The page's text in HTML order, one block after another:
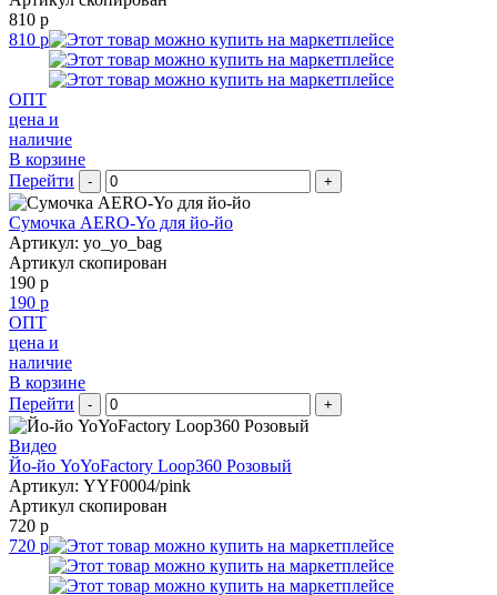
810 р
810 р
ОПТ
цена и
наличие
В корзине
Перейти
- +
Сумочка AERO-Yo для йо-йо
Артикул: yo_yo_bag
Артикул скопирован
190 р
190 р
ОПТ
цена и
наличие
В корзине
Перейти
- +
Видео
Йо-йо YoYoFactory Loop360 Розовый
Артикул: YYF0004/pink
Артикул скопирован
720 р
720 р